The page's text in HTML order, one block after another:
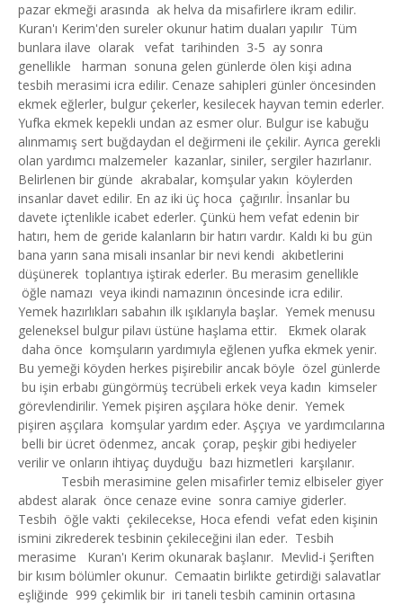
pazar ekmeği arasında ak helva da misafirlere ikram edilir.
Kuran'ı Kerim'den sureler okunur hatim duaları yapılır Tüm
bunlara ilave olarak vefat tarihinden 3-5 ay sonra
genellikle harman sonuna gelen günlerde ölen kişi adına
tesbih merasimi icra edilir. Cenaze sahipleri günler öncesinden
ekmek eğlerler, bulgur çekerler, kesilecek hayvan temin ederler.
Yufka ekmek kepekli undan az esmer olur. Bulgur ise kabuğu
alınmamış sert buğdaydan el değirmeni ile çekilir. Ayrıca gerekli
olan yardımcı malzemeler kazanlar, siniler, sergiler hazırlanır.
Belirlenen bir günde akrabalar, komşular yakın köylerden
insanlar davet edilir. En az iki üç hoca çağırılır. İnsanlar bu
davete içtenlikle icabet ederler. Çünkü hem vefat edenin bir
hatırı, hem de geride kalanların bir hatırı vardır. Kaldı ki bu gün
bana yarın sana misali insanlar bir nevi kendi akıbetlerini
düşünerek toplantıya iştirak ederler. Bu merasim genellikle
öğle namazı veya ikindi namazının öncesinde icra edilir.
Yemek hazırlıkları sabahın ilk ışıklarıyla başlar. Yemek menusu
geleneksel bulgur pilavı üstüne haşlama ettir. Ekmek olarak
daha önce komşuların yardımıyla eğlenen yufka ekmek yenir.
Bu yemeği köyden herkes pişirebilir ancak böyle özel günlerde
bu işin erbabı güngörmüş tecrübeli erkek veya kadın kimseler
görevlendirilir. Yemek pişiren aşçılara höke denir. Yemek
pişiren aşçılara komşular yardım eder. Aşçıya ve yardımcılarına
belli bir ücret ödenmez, ancak çorap, peşkir gibi hediyeler
verilir ve onların ihtiyaç duyduğu bazı hizmetleri karşılanır.
Tesbih merasimine gelen misafirler temiz elbiseler giyer
abdest alarak önce cenaze evine sonra camiye giderler.
Tesbih öğle vakti çekilecekse, Hoca efendi vefat eden kişinin
ismini zikrederek tesbinin çekileceğini ilan eder. Tesbih
merasime Kuran'ı Kerim okunarak başlanır. Mevlid-i Şeriften
bir kısım bölümler okunur. Cemaatin birlikte getirdiği salavatlar
eşliğinde 999 çekimlik bir iri taneli tesbih caminin ortasına